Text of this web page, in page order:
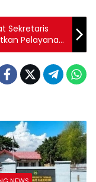
Sekretaris
Pelayanan